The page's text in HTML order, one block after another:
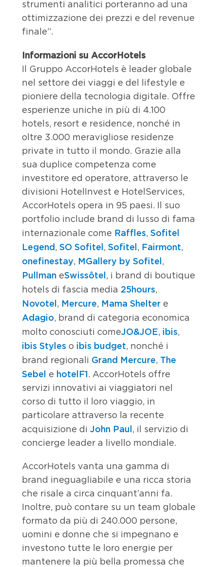
strumenti analitici porteranno ad una
ottimizzazione dei prezzi e del revenue
finale”.
Informazioni su AccorHotels
Il Gruppo AccorHotels è leader globale
nel settore dei viaggi e del lifestyle e
pioniere della tecnologia digitale. Offre
esperienze uniche in più di 4.100
hotels, resort e residence, nonché in
oltre 3.000 meravigliose residenze
private in tutto il mondo. Grazie alla
sua duplice competenza come
investitore ed operatore, attraverso le
divisioni HotelInvest e HotelServices,
AccorHotels opera in 95 paesi. Il suo
portfolio include brand di lusso di fama
internazionale come Raffles, Sofitel
Legend , SO Sofitel , Sofitel , Fairmont,
onefinestay, MGallery by Sofitel ,
Pullman eSwissôtel , i brand di boutique
hotels di fascia media 25hours,
Novotel , Mercure, Mama Shelter e
Adagio, brand di categoria economica
molto conosciuti comeJO&JOE, ibis,
ibis Styles o ibis budget, nonché i
brand regionali Grand Mercure, The
Sebel
e hotelF1. AccorHotels offre
servizi innovativi ai viaggiatori nel
corso di tutto il loro viaggio, in
particolare attraverso la recente
acquisizione di John Paul , il servizio di
concierge leader a livello mondiale.
AccorHotels vanta una gamma di
brand ineguagliabile e una ricca storia
che risale a circa cinquant’anni fa.
Inoltre, può contare su un team globale
formato da più di 240.000 persone,
uomini e donne che si impegnano e
investono tutte le loro energie per
mantenere la più bella promessa che